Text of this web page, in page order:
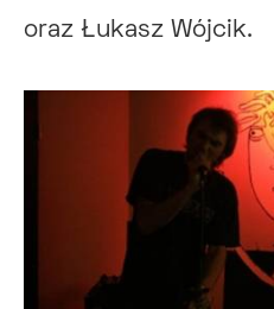
oraz Łukasz Wójcik.